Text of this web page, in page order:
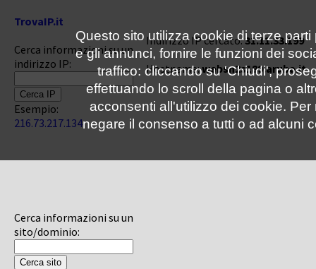
TrovaIP.it
Cerca informazioni su un
indirizzo IP:
Esempio:
216.73.217.134
Cerca informazioni su un
sito/dominio:
Indirizzo IP cercato:31.11.33.199
Hostname:websn2s189.aruba.it
Questo sito utilizza cookie di terze
e gli annunci, fornire le funzioni dei
traffico: cliccando su 'Chiudi',
effettuando lo scroll della pagina o
acconsenti all'utilizzo dei cookie.
negare il consenso a tutti o ad alcuni